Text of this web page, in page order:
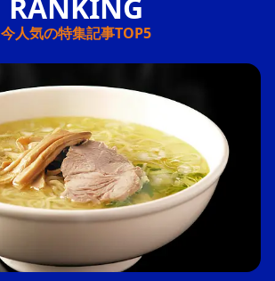
今人気の特集記事TOP5